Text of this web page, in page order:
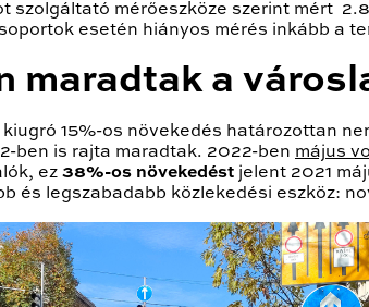
szolgáltató mérőeszköze szerint mért
esetén hiányos mérés inkább a
maradtak a
15%-os növekedés határozottan
ben is rajta maradtak. 2022-ben május
ez 38%-os növekedést jelent 2021
és legszabadabb közlekedési eszköz: